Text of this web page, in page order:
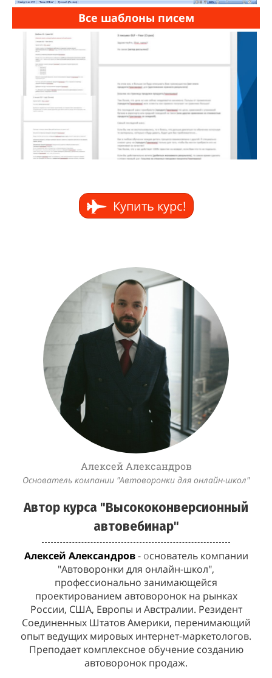
Все шаблоны писем
Купить курс!
Алексей Александров
Основатель компании "Автоворонки для онлайн-школ"
Автор курса "Высококонверсионный
автовебинар"
Алексей Александров - основатель компании
"Автоворонки для онлайн-школ",
профессионально занимающейся
проектированием автоворонок на рынках
России, США, Европы и Австралии. Резидент
Соединенных Штатов Америки, перенимающий
опыт ведущих мировых интернет-маркетологов.
Преподает комплексное обучение созданию
автоворонок продаж.